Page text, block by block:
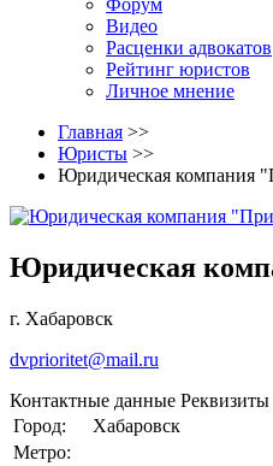
Форум
Видео
Расценки адвокатов
Рейтинг юристов
Личное мнение
Главная >>
Юристы >>
Юридическая компания
Юридическая
г. Хабаровск
dvprioritet@mail.ru
Контактные данные Реквизиты
Город:
Хабаровск
Метро: